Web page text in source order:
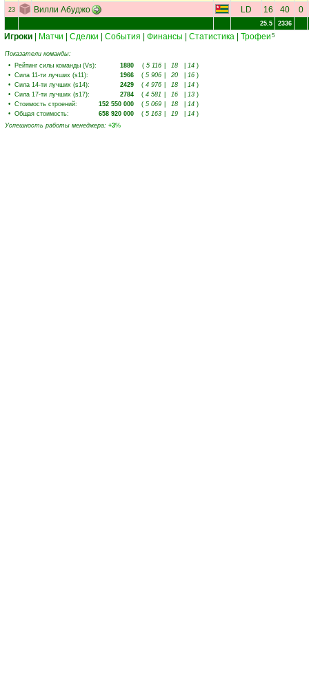
23 Вилли Абуджо LD 16 40 0
25.5 2336
Игроки Матчи Сделки События Финансы Статистика Трофеи 5
Показатели команды:
• Рейтинг силы команды (Vs): 1880 ( 5 116 18 14 )
• Сила 11-ти лучших (s11): 1966 ( 5 906 20 16 )
• Сила 14-ти лучших (s14): 2429 ( 4 976 18 14 )
• Сила 17-ти лучших (s17): 2784 ( 4 581 16 13 )
• Стоимость строений: 152 550 000 ( 5 069 18 14 )
• Общая стоимость: 658 920 000 ( 5 163 19 14 )
Успешность работы менеджера: +3%